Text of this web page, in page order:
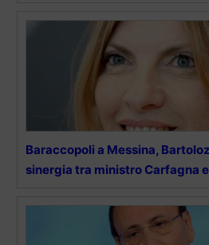
Baraccopoli a Messina,
sinergia tra ministro Carfagna